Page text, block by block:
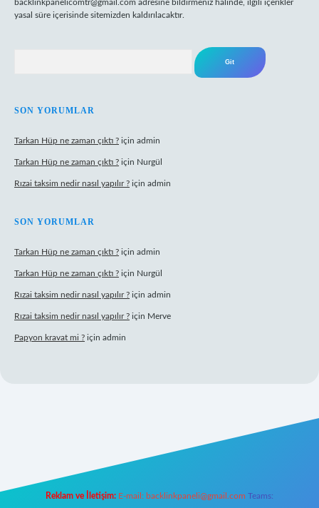
backlinkpanelicomtr@gmail.com adresine bildirmeniz halinde, ilgili içerikler
yasal süre içerisinde sitemizden kaldırılacaktır.
SON YORUMLAR
Tarkan Hüp ne zaman çıktı ? için admin
Tarkan Hüp ne zaman çıktı ? için Nurgül
Rızai taksim nedir nasıl yapılır ? için admin
SON YORUMLAR
Tarkan Hüp ne zaman çıktı ? için admin
Tarkan Hüp ne zaman çıktı ? için Nurgül
Rızai taksim nedir nasıl yapılır ? için admin
Rızai taksim nedir nasıl yapılır ? için Merve
Papyon kravat mi ? için admin
Reklam ve İletişim: E-mail: backlinkpaneli@gmail.com Teams: